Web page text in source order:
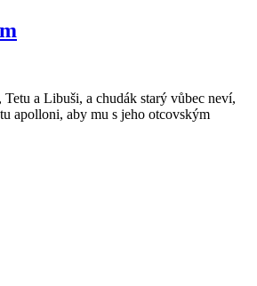
a Libuši, a chudák starý vůbec neví,
apolloni, aby mu s jeho otcovským